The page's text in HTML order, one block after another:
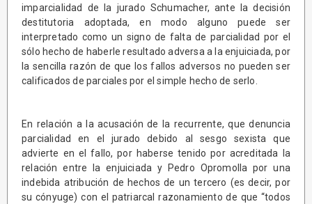
imparcialidad de la jurado Schumacher, ante la decisión
destitutoria adoptada, en modo alguno puede ser
interpretado como un signo de falta de parcialidad por el
sólo hecho de haberle resultado adversa a la enjuiciada, por
la sencilla razón de que los fallos adversos no pueden ser
calificados de parciales por el simple hecho de serlo.
En relación a la acusación de la recurrente, que denuncia
parcialidad en el jurado debido al sesgo sexista que
advierte en el fallo, por haberse tenido por acreditada la
relación entre la enjuiciada y Pedro Opromolla por una
indebida atribución de hechos de un tercero (es decir, por
su cónyuge) con el patriarcal razonamiento de que “todos